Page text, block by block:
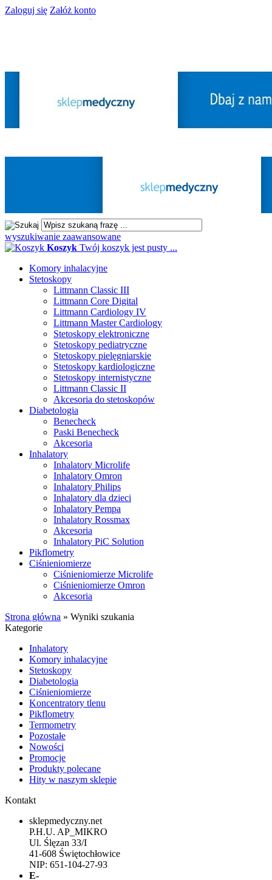
Zaloguj się Załóż konto
wyszukiwanie zaawansowane
Koszyk Twój koszyk jest pusty ...
Komory inhalacyjne
Stetoskopy
Littmann Classic III
Littmann Core Digital
Littmann Cardiology IV
Littmann Master Cardiology
Stetoskopy elektroniczne
Stetoskopy pediatryczne
Stetoskopy pielęgniarskie
Stetoskopy kardiologiczne
Stetoskopy internistyczne
Littmann Classic II
Akcesoria do stetoskopów
Diabetologia
Benecheck
Paski Benecheck
Akcesoria
Inhalatory
Inhalatory Microlife
Inhalatory Omron
Inhalatory Philips
Inhalatory dla dzieci
Inhalatory Pempa
Inhalatory Rossmax
Akcesoria
Inhalatory PiC Solution
Pikflometry
Ciśnieniomierze
Ciśnieniomierze Microlife
Ciśnieniomierze Omron
Akcesoria
Strona główna » Wyniki szukania
Kategorie
Inhalatory
Komory inhalacyjne
Stetoskopy
Diabetologia
Ciśnieniomierze
Koncentratory tlenu
Pikflometry
Termometry
Pozostałe
Nowości
Promocje
Produkty polecane
Hity w naszym sklepie
Kontakt
sklepmedyczny.net
P.H.U. AP_MIKRO
Ul. Ślęzan 33/I
41-608 Świętochłowice
NIP: 651-104-27-93
E-